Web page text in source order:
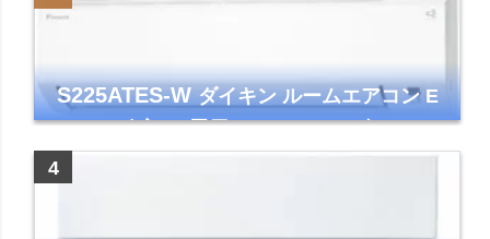
S225ATES-Wダイキン ルームエアコン E
シリーズ 主に6畳用 ホワイト 2025年モデル